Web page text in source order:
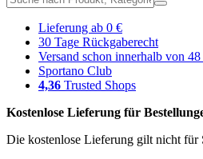
Lieferung ab 0 €
30 Tage Rückgaberecht
Versand schon innerhalb von 48
Sportano Club
4,36 Trusted Shops
Kostenlose Lieferung für
Die kostenlose Lieferung gilt nicht für